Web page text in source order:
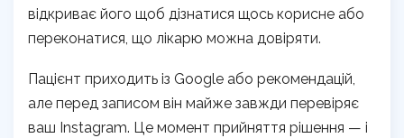
відкриває його щоб дізнатися щось корисне або
переконатися, що лікарю можна довіряти.
Пацієнт приходить із Google або рекомендацій,
але перед записом він майже завжди перевіряє
ваш Instagram. Це момент прийняття рішення — і